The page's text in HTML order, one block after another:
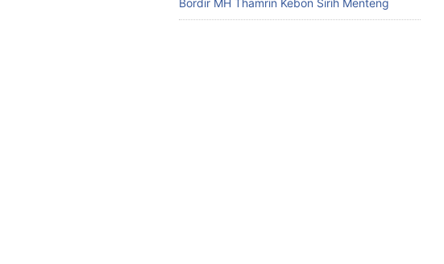
Bordir MH Thamrin Kebon Sirih Menteng